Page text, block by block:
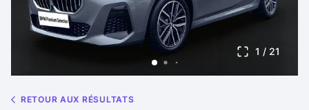
1 / 21
RETOUR AUX RÉSULTATS